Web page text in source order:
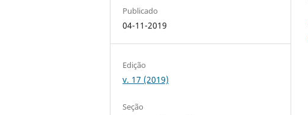
Publicado
04-11-2019
Edição
v. 17 (2019)
Seção